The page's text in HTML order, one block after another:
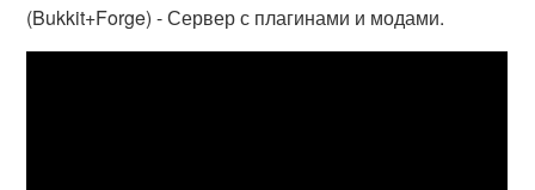
(Bukkit+Forge) - Сервер с плагинами и модами.